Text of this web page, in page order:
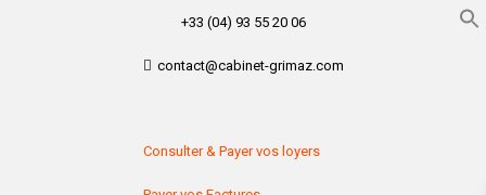
+33 (04) 93 55 20 06
contact@cabinet-grimaz.com
Consulter & Payer vos loyers